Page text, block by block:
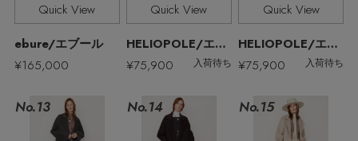
Quick View
ebure/エブール
¥165,000
Quick View
HELIOPOLE/エリオポール
¥75,900
入荷待ち
Quick View
HELIOPOLE/エリオポール
¥75,900
入荷待ち
No.13 No.14 No.15